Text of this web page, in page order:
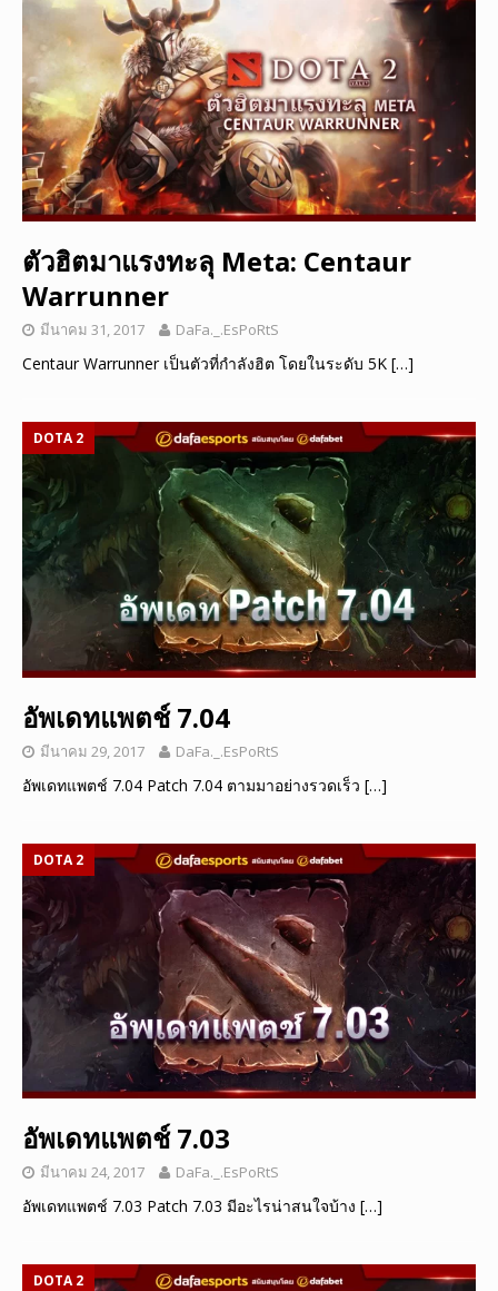
ตัวฮิตมาแรงทะลุ Meta: Centaur
Warrunner
มีนาคม 31, 2017 DaFa._.EsPoRtS
Centaur Warrunner เป็นตัวที่กำลังฮิต โดยในระดับ 5K […]
DOTA 2
อัพเดทแพตช์ 7.04
มีนาคม 29, 2017 DaFa._.EsPoRtS
อัพเดทแพตช์ 7.04 Patch 7.04 ตามมาอย่างรวดเร็ว […]
DOTA 2
อัพเดทแพตช์ 7.03
มีนาคม 24, 2017 DaFa._.EsPoRtS
อัพเดทแพตช์ 7.03 Patch 7.03 มีอะไรน่าสนใจบ้าง […]
DOTA 2